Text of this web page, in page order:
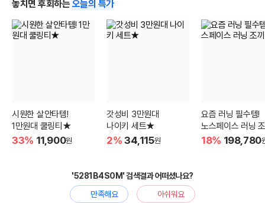
놓치면 후회하는 오늘의 특가
시원한 살안타템!
1만원대 쿨링티★
33% 11,900원
갓성비 3만원대
나이키 세트★
2% 34,115원
요즘 러닝 필수템!
노스페이스 러닝
18% 198,780
'5281B4S0M' 검색결과 어떠셨나요?
만족해요
아쉬워요